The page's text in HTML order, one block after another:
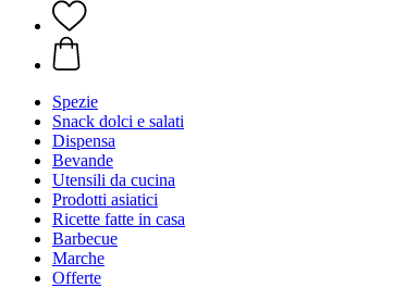
Spezie
Snack dolci e salati
Dispensa
Bevande
Utensili da cucina
Prodotti asiatici
Ricette fatte in casa
Barbecue
Marche
Offerte